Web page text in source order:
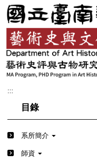
跳
到
主
要
內
容
區
:::
目錄
系所簡介
師資